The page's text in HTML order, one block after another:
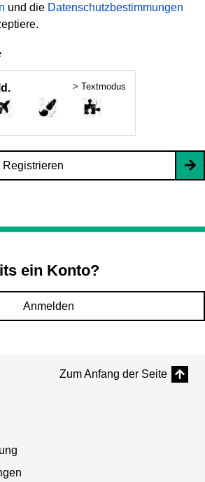
und die Datenschutzbestimmungen
> Textmodus
Registrieren
ein Konto?
Anmelden
Zum Anfang der Seite